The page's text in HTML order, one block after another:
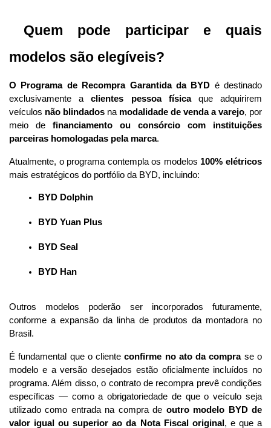
Quem pode participar e quais
modelos são elegíveis?
O Programa de Recompra Garantida da BYD é destinado
exclusivamente a clientes pessoa física que adquirirem
veículos não blindados na modalidade de venda a varejo, por
meio de financiamento ou consórcio com instituições
parceiras homologadas pela marca.
Atualmente, o programa contempla os modelos 100% elétricos
mais estratégicos do portfólio da BYD, incluindo:
BYD Dolphin
BYD Yuan Plus
BYD Seal
BYD Han
Outros modelos poderão ser incorporados futuramente,
conforme a expansão da linha de produtos da montadora no
Brasil.
É fundamental que o cliente confirme no ato da compra se o
modelo e a versão desejados estão oficialmente incluídos no
programa. Além disso, o contrato de recompra prevê condições
específicas — como a obrigatoriedade de que o veículo seja
utilizado como entrada na compra de outro modelo BYD de
valor igual ou superior ao da Nota Fiscal original, e que a